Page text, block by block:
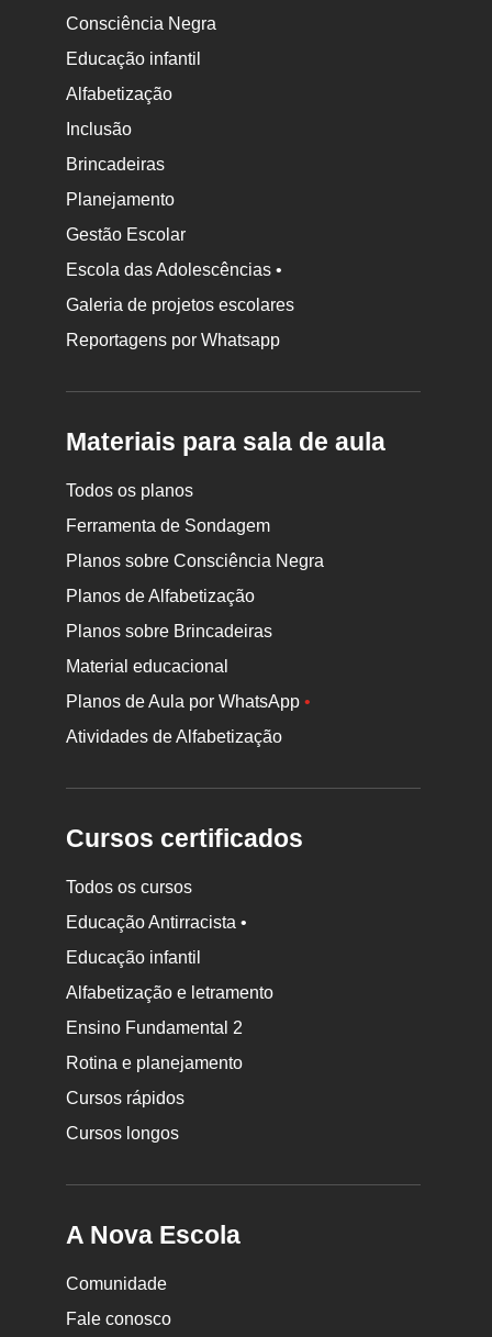
Consciência Negra
Educação infantil
Alfabetização
Inclusão
Brincadeiras
Planejamento
Gestão Escolar
Escola das Adolescências •
Galeria de projetos escolares
Reportagens por Whatsapp
Materiais para sala de aula
Todos os planos
Ferramenta de Sondagem
Planos sobre Consciência Negra
Planos de Alfabetização
Planos sobre Brincadeiras
Material educacional
Planos de Aula por WhatsApp•
Atividades de Alfabetização
Cursos certificados
Todos os cursos
Educação Antirracista •
Educação infantil
Alfabetização e letramento
Ensino Fundamental 2
Rotina e planejamento
Cursos rápidos
Cursos longos
A Nova Escola
Comunidade
Fale conosco